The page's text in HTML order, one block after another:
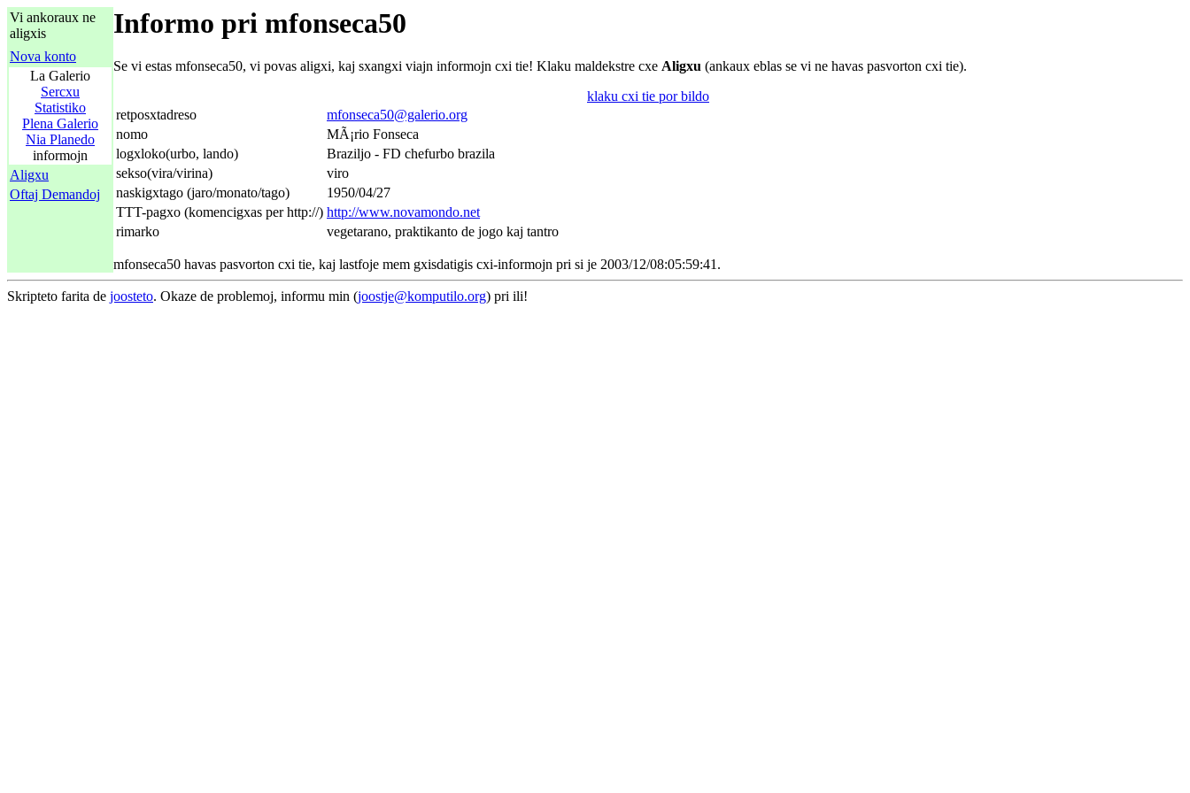
Vi ankoraux ne
aligxis
Nova konto
La Galerio
Sercxu
Statistiko
Plena Galerio
Nia Planedo
informojn
Aligxu
Oftaj Demandoj
Informo pri mfonseca50
Se vi estas mfonseca50, vi povas aligxi, kaj sxangxi viajn informojn cxi tie! Klaku maldekstre cxe Aligxu (ankaux eblas se vi ne havas pasvorton cxi tie).
klaku cxi tie por bildo
retposxtadreso
mfonseca50@galerio.org
nomo
MÃ¡rio Fonseca
logxloko(urbo, lando)
Braziljo - FD chefurbo brazila
sekso(vira/virina)
viro
naskigxtago (jaro/monato/tago)
1950/04/27
TTT-pagxo (komencigxas per http://) http://www.novamondo.net
rimarko
vegetarano, praktikanto de jogo kaj tantro
mfonseca50 havas pasvorton cxi tie, kaj lastfoje mem gxisdatigis cxi-informojn pri si je 2003/12/08:05:59:41.
Skripteto farita de joosteto. Okaze de problemoj, informu min (joostje@komputilo.org) pri ili!